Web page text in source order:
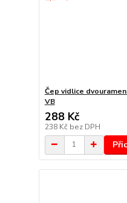
Čep vidlice
VB
288 Kč
238 Kč bez DPH